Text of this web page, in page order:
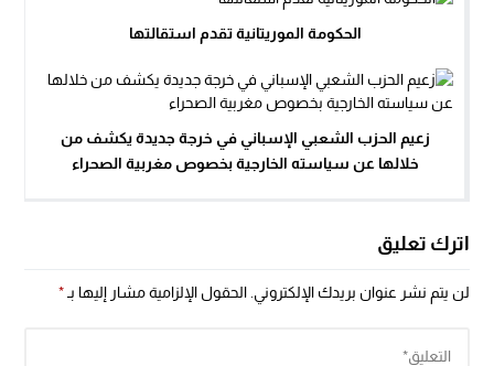
الحكومة الموريتانية تقدم استقالتها
زعيم الحزب الشعبي الإسباني في خرجة جديدة يكشف من
خلالها عن سياسته الخارجية بخصوص مغربية الصحراء
اترك تعليق
لن يتم نشر عنوان بريدك الإلكتروني. الحقول الإلزامية مشار إليها بـ*